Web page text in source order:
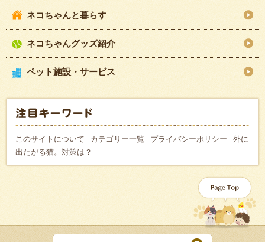
ネコちゃんと暮らす
ネコちゃんグッズ紹介
ペット施設・サービス
このサイトについて カテゴリー一覧 プライバシーポリシー
外に
出たがる猫。対策は？